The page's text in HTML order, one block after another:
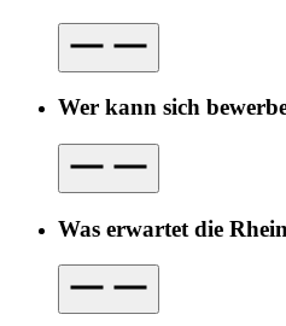
Wer kann sich
Was erwartet die